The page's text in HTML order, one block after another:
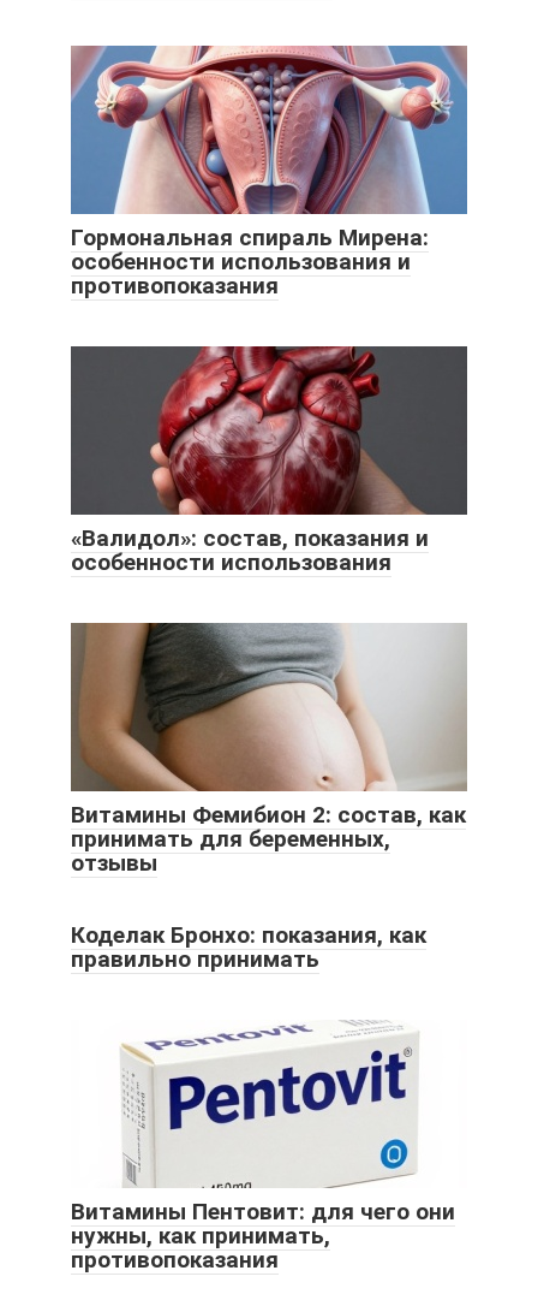
Гормональная спираль Мирена:
особенности использования и
противопоказания
«Валидол»: состав, показания и
особенности использования
Витамины Фемибион 2: состав, как
принимать для беременных,
отзывы
Коделак Бронхо: показания, как
правильно принимать
Витамины Пентовит: для чего они
нужны, как принимать,
противопоказания